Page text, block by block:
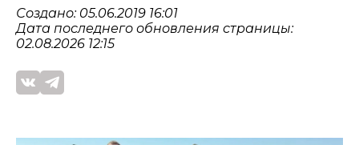
Создано: 05.06.2019 16:01
Дата последнего обновления страницы:
02.08.2026 12:15